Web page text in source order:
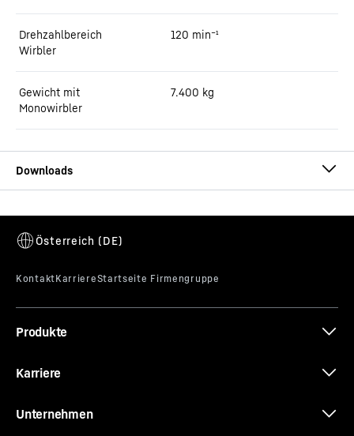
Drehzahlbereich
Wirbler
120 min⁻¹
Gewicht mit
Monowirbler
7.400 kg
Produkte
Karriere
Unternehmen